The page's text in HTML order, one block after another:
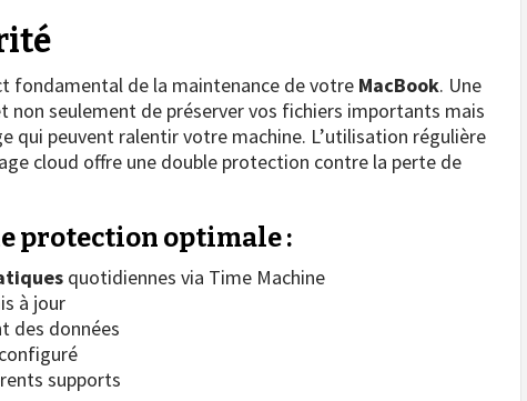
fondamental de la maintenance de votre MacBook. Une
non seulement de préserver vos fichiers importants mais
qui peuvent ralentir votre machine. L’utilisation régulière
cloud offre une double protection contre la perte de
protection optimale :
quotidiennes via Time Machine
à jour
des données
supports